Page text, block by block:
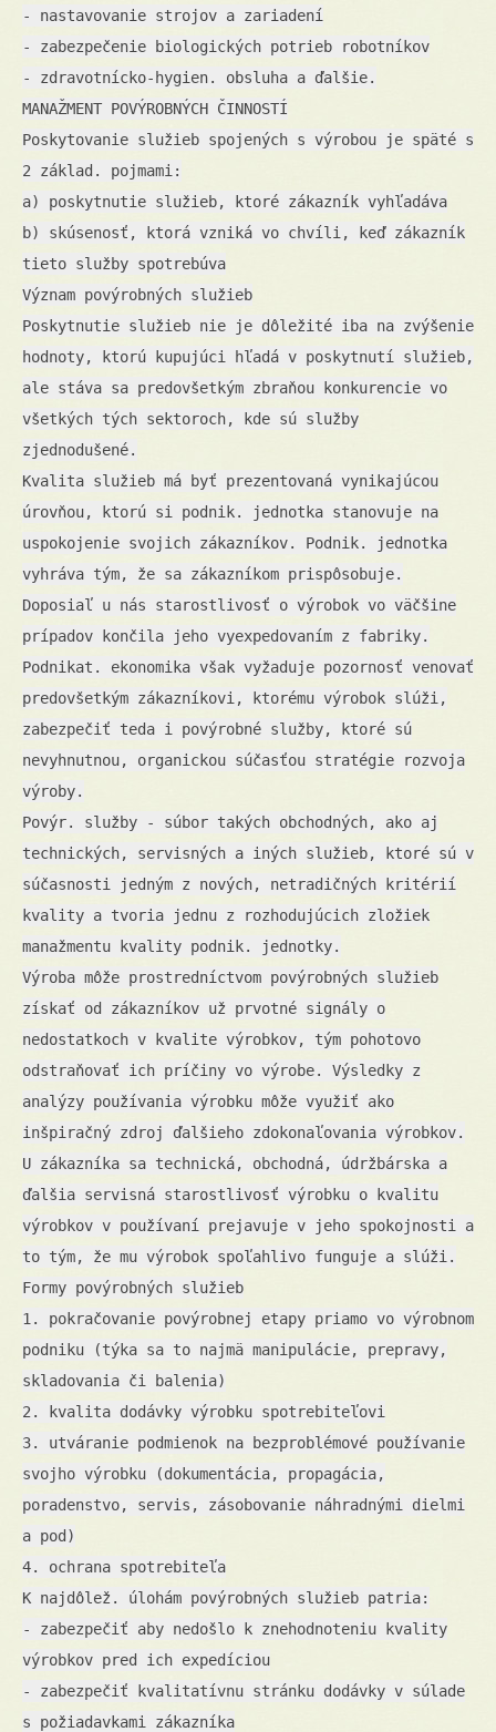
- nastavovanie strojov a zariadení
- zabezpečenie biologických potrieb robotníkov
- zdravotnícko-hygien. obsluha a ďalšie.
MANAŽMENT POVÝROBNÝCH ČINNOSTÍ
Poskytovanie služieb spojených s výrobou je späté s
2 základ. pojmami:
a) poskytnutie služieb, ktoré zákazník vyhľadáva
b) skúsenosť, ktorá vzniká vo chvíli, keď zákazník
tieto služby spotrebúva
Význam povýrobných služieb
Poskytnutie služieb nie je dôležité iba na zvýšenie
hodnoty, ktorú kupujúci hľadá v poskytnutí služieb,
ale stáva sa predovšetkým zbraňou konkurencie vo
všetkých tých sektoroch, kde sú služby
zjednodušené.
Kvalita služieb má byť prezentovaná vynikajúcou
úrovňou, ktorú si podnik. jednotka stanovuje na
uspokojenie svojich zákazníkov. Podnik. jednotka
vyhráva tým, že sa zákazníkom prispôsobuje.
Doposiaľ u nás starostlivosť o výrobok vo väčšine
prípadov končila jeho vyexpedovaním z fabriky.
Podnikat. ekonomika však vyžaduje pozornosť venovať
predovšetkým zákazníkovi, ktorému výrobok slúži,
zabezpečiť teda i povýrobné služby, ktoré sú
nevyhnutnou, organickou súčasťou stratégie rozvoja
výroby.
Povýr. služby - súbor takých obchodných, ako aj
technických, servisných a iných služieb, ktoré sú v
súčasnosti jedným z nových, netradičných kritérií
kvality a tvoria jednu z rozhodujúcich zložiek
manažmentu kvality podnik. jednotky.
Výroba môže prostredníctvom povýrobných služieb
získať od zákazníkov už prvotné signály o
nedostatkoch v kvalite výrobkov, tým pohotovo
odstraňovať ich príčiny vo výrobe. Výsledky z
analýzy používania výrobku môže využiť ako
inšpiračný zdroj ďalšieho zdokonaľovania výrobkov.
U zákazníka sa technická, obchodná, údržbárska a
ďalšia servisná starostlivosť výrobku o kvalitu
výrobkov v používaní prejavuje v jeho spokojnosti a
to tým, že mu výrobok spoľahlivo funguje a slúži.
Formy povýrobných služieb
1. pokračovanie povýrobnej etapy priamo vo výrobnom
podniku (týka sa to najmä manipulácie, prepravy,
skladovania či balenia)
2. kvalita dodávky výrobku spotrebiteľovi
3. utváranie podmienok na bezproblémové používanie
svojho výrobku (dokumentácia, propagácia,
poradenstvo, servis, zásobovanie náhradnými dielmi
a pod)
4. ochrana spotrebiteľa
K najdôlež. úlohám povýrobných služieb patria:
- zabezpečiť aby nedošlo k znehodnoteniu kvality
výrobkov pred ich expedíciou
- zabezpečiť kvalitatívnu stránku dodávky v súlade
s požiadavkami zákazníka